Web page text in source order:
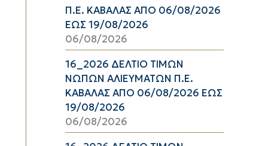
Π.Ε. ΚΑΒΑΛΑΣ ΑΠΟ 06/08/2026
ΕΩΣ 19/08/2026
06/08/2026
16_2026 ΔΕΛΤΙΟ ΤΙΜΩΝ
ΝΩΠΩΝ ΑΛΙΕΥΜΑΤΩΝ Π.Ε.
ΚΑΒΑΛΑΣ ΑΠΟ 06/08/2026 ΕΩΣ
19/08/2026
06/08/2026